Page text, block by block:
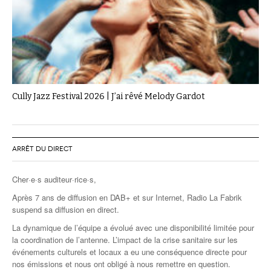
Cully Jazz Festival 2026 | J’ai rêvé Melody Gardot
ARRÊT DU DIRECT
Cher·e·s auditeur·rice·s,
Après 7 ans de diffusion en DAB+ et sur Internet, Radio La Fabrik
suspend sa diffusion en direct.
La dynamique de l’équipe a évolué avec une disponibilité limitée pour
la coordination de l’antenne. L’impact de la crise sanitaire sur les
événements culturels et locaux a eu une conséquence directe pour
nos émissions et nous ont obligé à nous remettre en question.